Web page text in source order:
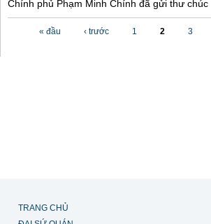
Chính phủ Phạm Minh Chính đã gửi thư chúc
« đầu ‹ trước 1 2 3
TRANG CHỦ